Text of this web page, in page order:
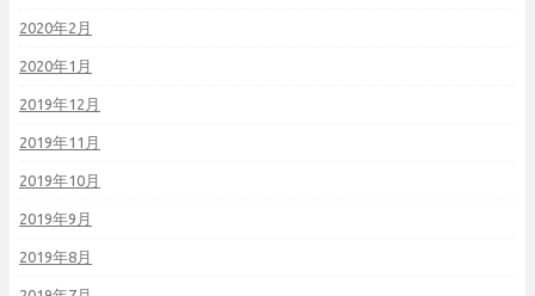
2020年2月
2020年1月
2019年12月
2019年11月
2019年10月
2019年9月
2019年8月